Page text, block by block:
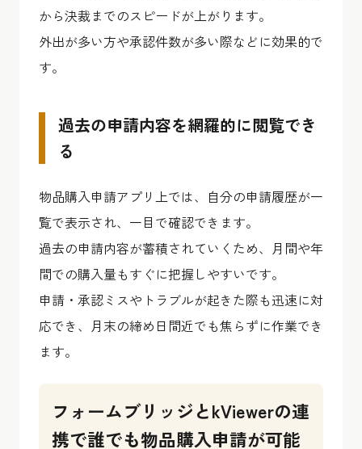
から決裁までのスピードが上がります。
外出が多い方や承認件数が多い際などに効果的で
す。
過去の申請内容を網羅的に閲覧でき
る
物品購入申請アプリ上では、自分の申請履歴が一
覧で表示され、一目で確認できます。
過去の申請内容が蓄積されていくため、月間や年
間での購入量もすぐに把握しやすいです。
申請・承認ミスやトラブルが起きた際も迅速に対
応でき、月末の締め日間近でも焦らずに作業でき
ます。
フォームブリッジとkViewerの連
携で誰でも物品購入申請が可能